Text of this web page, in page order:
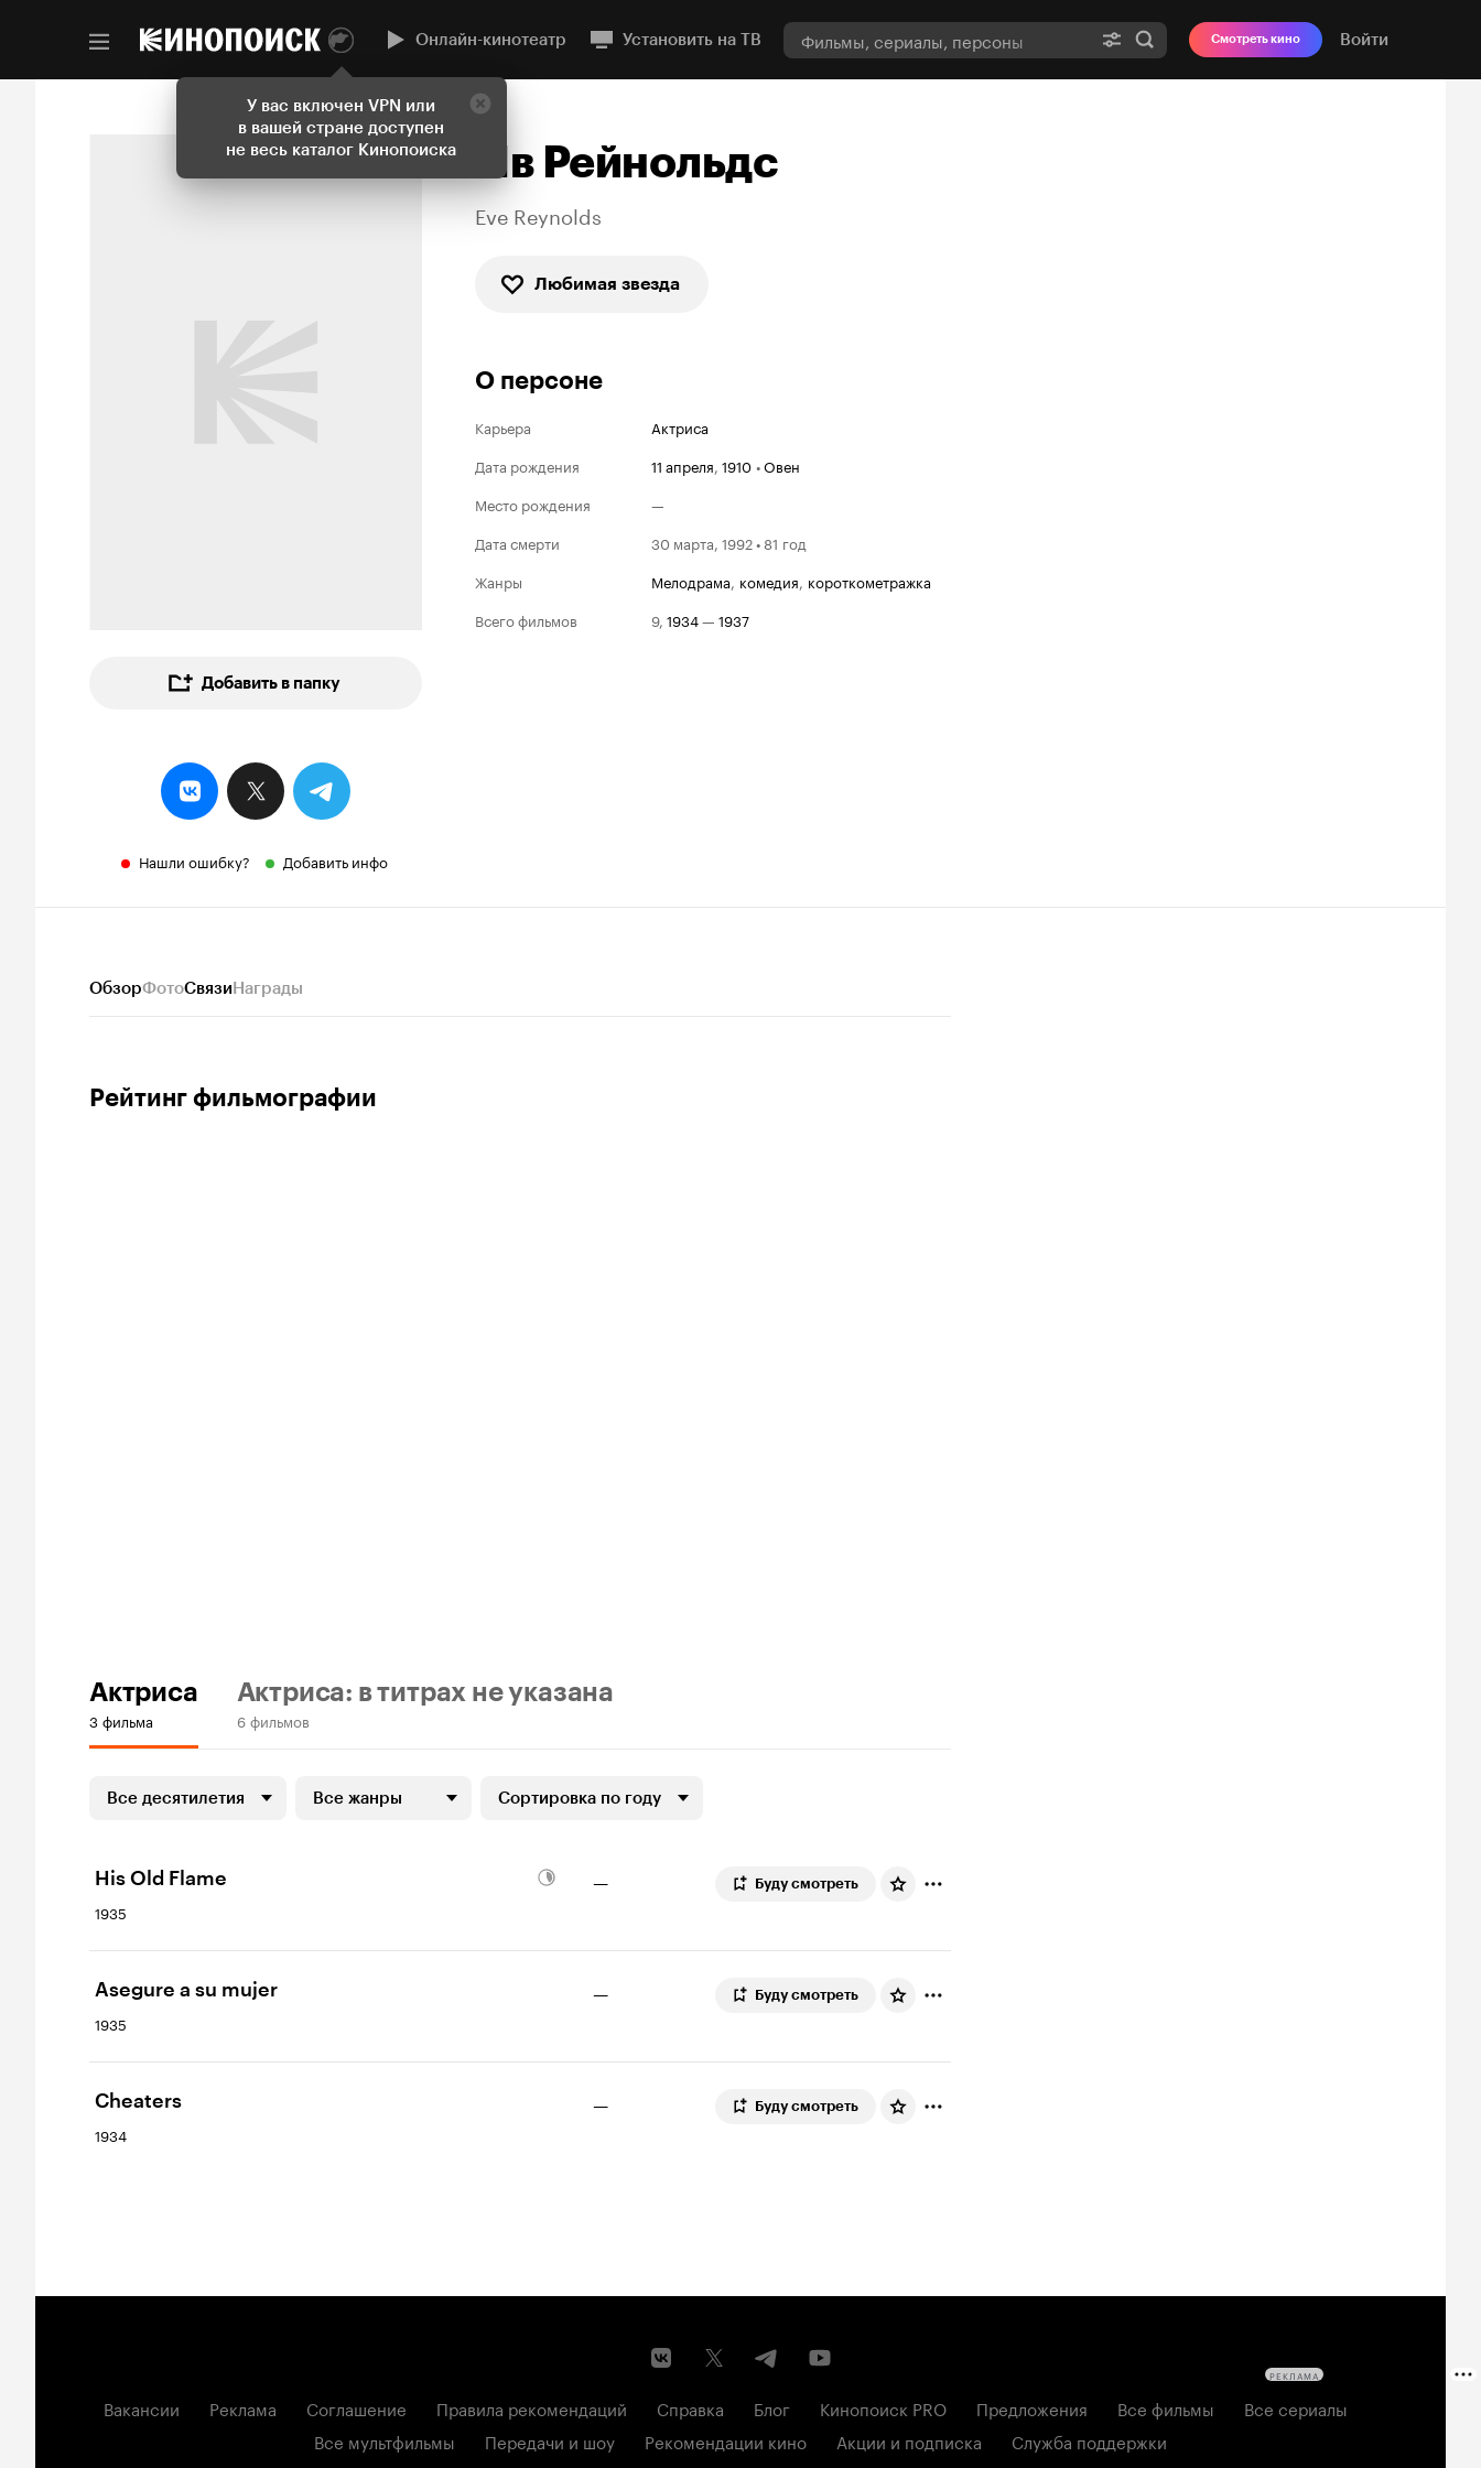
У вас включен VPN или
в вашей стране доступен
не весь каталог Кинопоиска
Онлайн-кинотеатр Установить на ТВ Смотреть кино Войти
Добавить в папку
Нашли ошибку? Добавить инфо
Ив Рейнольдс
Eve Reynolds
Любимая звезда
О персоне
Карьера
Актриса
Дата рождения
11 апреля, 1910 •Овен
Место рождения
—
Дата смерти
30 марта, 1992 • 81 год
Жанры
мелодрама, комедия, короткометражка
Всего фильмов
9, 1934— 1937
ОбзорФотоСвязиНаграды
Рейтинг фильмографии
Актриса
3 фильма
Актриса: в титрах не указана
6 фильмов
Все десятилетия Все жанры Сортировка по году
His Old Flame
1935
— Буду смотреть
Asegure a su mujer
1935
— Буду смотреть
Cheaters
1934
— Буду смотреть
Вакансии Реклама Соглашение Правила рекомендаций Справка Блог Кинопоиск PRO Предложения Все фильмы
Все сериалы
Все мультфильмы
Передачи и шоу Рекомендации кино Акции и подписка Служба поддержки
РЕКЛАМА